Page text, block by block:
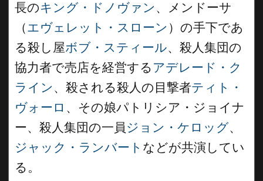
長のキング・ドノヴァン 、メンドーサ
（エヴェレット・スローン ）の手下であ
る殺し屋ボブ・スティール、殺人集団の
協力者で売店を経営する アデレード・ク
ライン 、殺される殺人の目撃者ティト・
ヴォーロ 、その娘パトリシア・ジョイナ
ー、殺人集団の一員 ジョン・ケロッグ、
ジャック・ランバート などが共演してい
る。